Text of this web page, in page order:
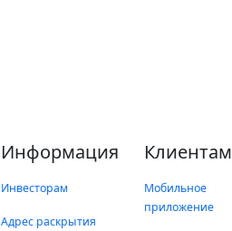
Информация
Инвесторам
Адрес раскрытия
Клиентам
Мобильное
приложение